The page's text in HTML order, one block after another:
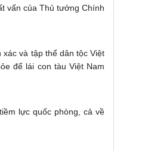
vấn của Thủ tướng Chính
và tập thể dân tộc Việt
để lái con tàu Việt Nam
lực quốc phòng, cả về